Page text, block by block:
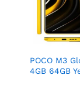
POCO M3
4GB 64GB